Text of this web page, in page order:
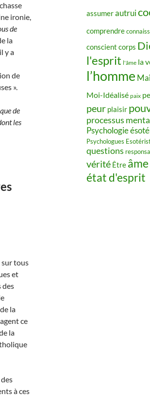
ironie,
de
la
y a
de
».
de
les
sur tous
et
des
la
ce
la
à ces
assumerautrui
comprendre
conscient corps
l'esprit l'âme la
l’homme
Moi-Idéalisé paix
peur plaisir
processus
Psychologie
Psychologues
questions
vérité Être âme
état d'esprit